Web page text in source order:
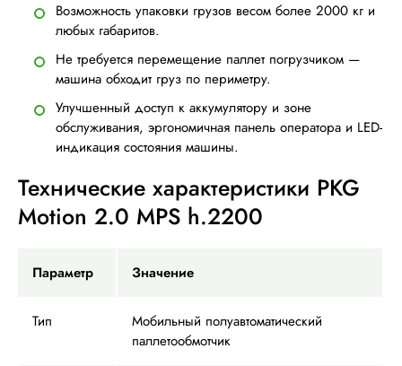
Возможность упаковки грузов весом более 2000 кг и
любых габаритов.
Не требуется перемещение паллет погрузчиком —
машина обходит груз по периметру.
Улучшенный доступ к аккумулятору и зоне
обслуживания, эргономичная панель оператора и LED-
индикация состояния машины.
Технические характеристики PKG
Motion 2.0 MPS h.2200
Параметр Значение
Тип
Мобильный полуавтоматический
паллетообмотчик